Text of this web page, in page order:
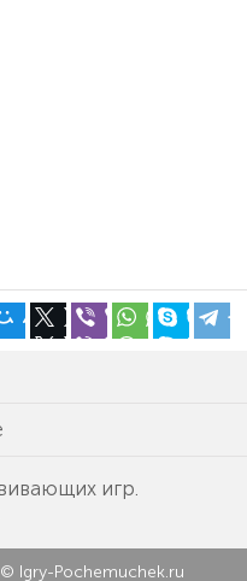
игр.
Igry-Pochemuchek.ru